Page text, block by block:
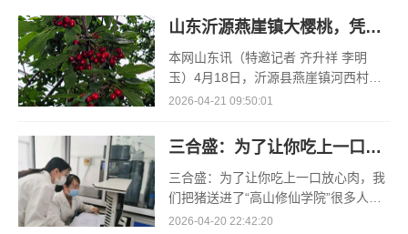
山东沂源燕崖镇大樱桃，凭什么一路领“鲜”
本网山东讯（特邀记者 齐升祥 李明
玉）4月18日，沂源县燕崖镇河西村孟
凡红的空调大棚里，大棚樱桃的采收却
桃，其
2026-04-21 09:50:01
三合盛：为了让你吃上一口放心肉，我们把猪送进了“高山修仙学院”
三合盛：为了让你吃上一口放心肉，我
们把猪送进了“高山修仙学院”很多人问
我，现在的生鲜赛道已经卷成麻花了，
2026-04-20 22:42:20